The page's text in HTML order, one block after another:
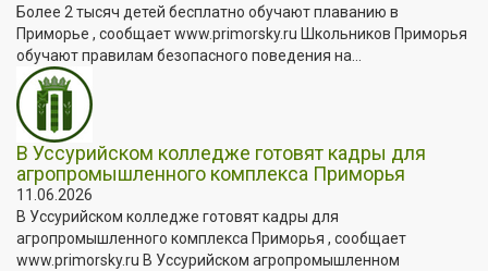
Более 2 тысяч детей бесплатно обучают плаванию в
Приморье , сообщает www.primorsky.ru Школьников Приморья
обучают правилам безопасного поведения на...
В Уссурийском колледже готовят кадры для
агропромышленного комплекса Приморья
11.06.2026
В Уссурийском колледже готовят кадры для
агропромышленного комплекса Приморья , сообщает
www.primorsky.ru В Уссурийском агропромышленном